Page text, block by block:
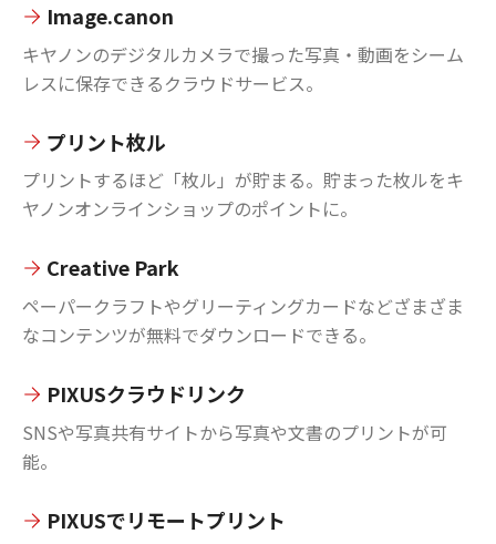
Image.canon
キヤノンのデジタルカメラで撮った写真・動画をシーム
レスに保存できるクラウドサービス。
プリント枚ル
プリントするほど「枚ル」が貯まる。貯まった枚ルをキ
ヤノンオンラインショップのポイントに。
Creative Park
ペーパークラフトやグリーティングカードなどざまざま
なコンテンツが無料でダウンロードできる。
PIXUSクラウドリンク
SNSや写真共有サイトから写真や文書のプリントが可
能。
PIXUSでリモートプリント